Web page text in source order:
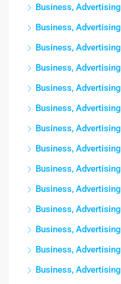
Business, Advertising
Business, Advertising
Business, Advertising
Business, Advertising
Business, Advertising
Business, Advertising
Business, Advertising
Business, Advertising
Business, Advertising
Business, Advertising
Business, Advertising
Business, Advertising
Business, Advertising
Business, Advertising